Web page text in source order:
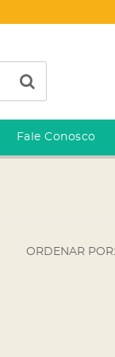
Fale Conosco
ORDENAR POR